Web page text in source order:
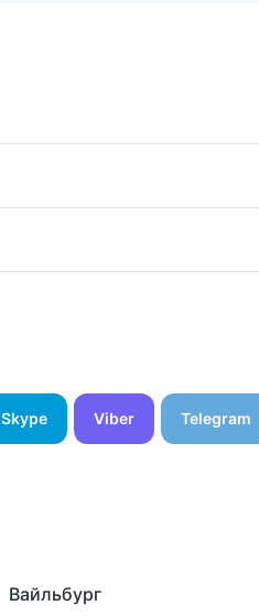
Skype Viber Telegram
Вайльбург